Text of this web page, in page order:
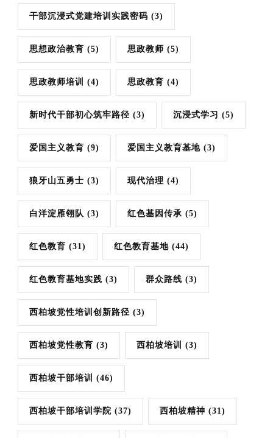
干部沉浸式党建培训实践密码 (3)
思想政治教育 (5) 思政教师 (5)
思政教师培训 (4) 思政教育 (4)
新时代干部初心筑牢路径 (3) 沉浸式学习 (5)
爱国主义教育 (9) 爱国主义教育基地 (3)
狼牙山五勇士 (3) 现代治理 (4)
白洋淀雁翎队 (3) 红色基因传承 (5)
红色教育 (31) 红色教育基地 (44)
红色教育基地实践 (3) 群众路线 (3)
西柏坡党性培训创新路径 (3)
西柏坡党性教育 (3) 西柏坡培训 (3)
西柏坡干部培训 (46)
西柏坡干部培训学院 (37) 西柏坡精神 (31)